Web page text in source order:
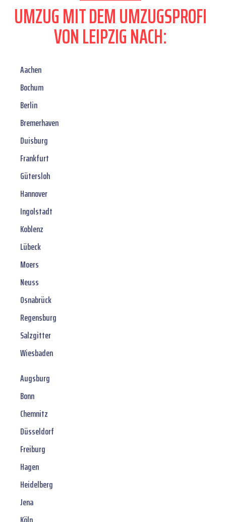
UMZUG MIT DEM UMZUGSPROFI
VON LEIPZIG NACH:
Aachen
Bochum
Berlin
Bremerhaven
Duisburg
Frankfurt
Gütersloh
Hannover
Ingolstadt
Koblenz
Lübeck
Moers
Neuss
Osnabrück
Regensburg
Salzgitter
Wiesbaden
Augsburg
Bonn
Chemnitz
Düsseldorf
Freiburg
Hagen
Heidelberg
Jena